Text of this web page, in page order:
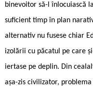
binevoitor să-l înlocuiască
suficient timp în plan
alternativ nu fusese chiar
izolării cu păcatul pe care
iertase pe deplin. Din
așa-zis civilizator,